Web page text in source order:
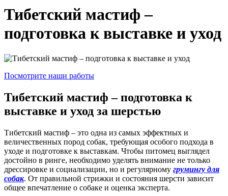
Тибетский мастиф –
подготовка к выставке и уход
Посмотрите наши работы
Тибетский мастиф – подготовка к
выставке и уход за шерстью
Тибетский мастиф – это одна из самых эффектных и
величественных пород собак, требующая особого подхода в
уходе и подготовке к выставкам. Чтобы питомец выглядел
достойно в ринге, необходимо уделять внимание не только
дрессировке и социализации, но и регулярному грумингу для
собак. От правильной стрижки и состояния шерсти зависит
общее впечатление о собаке и оценка эксперта.